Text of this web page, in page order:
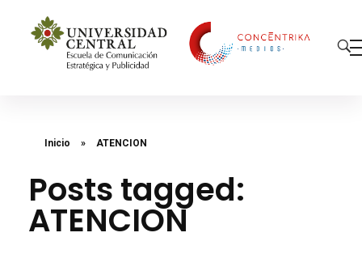
Inicio » ATENCION
Posts tagged:
ATENCION